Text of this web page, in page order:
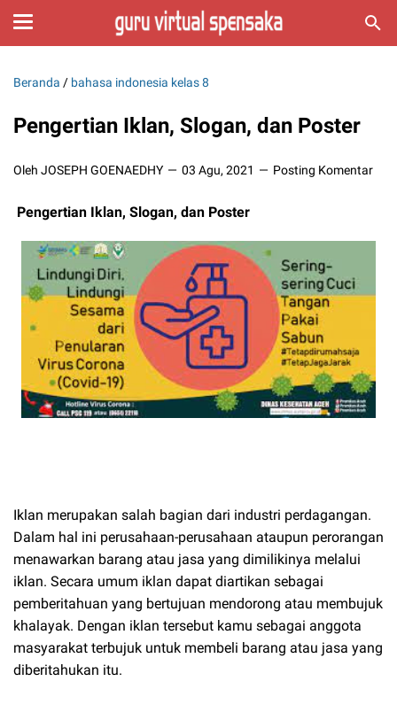
Beranda / bahasa indonesia kelas 8
Pengertian Iklan, Slogan, dan Poster
Oleh JOSEPH GOENAEDHY 03 Agu, 2021 Posting Komentar
Pengertian Iklan, Slogan, dan Poster
Iklan merupakan salah bagian dari industri perdagangan.
Dalam hal ini perusahaan-perusahaan ataupun perorangan
menawarkan barang atau jasa yang dimilikinya melalui
iklan. Secara umum iklan dapat diartikan sebagai
pemberitahuan yang bertujuan mendorong atau membujuk
khalayak. Dengan iklan tersebut kamu sebagai anggota
masyarakat terbujuk untuk membeli barang atau jasa yang
diberitahukan itu.